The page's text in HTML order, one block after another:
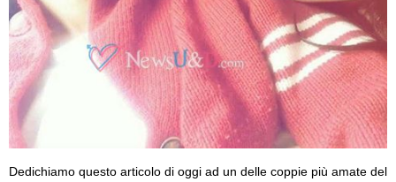
Dedichiamo questo articolo di oggi ad un delle coppie più amate del